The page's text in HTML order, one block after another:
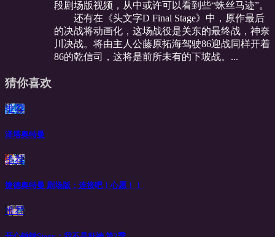
段剧场版视频，从中或许可以看到些“蛛丝马迹”。
还有在《头文字D Final Stage》中，原作最后
的决战将动画化，这场战役是关东的最终战，神奈
川决战。将由主人公藤原拓海驾驶86迎战同样开着
86的乾信司，这将是前所未有的下坡战。...
猜你喜欢
推荐
泽塔奥特曼
推荐
捷德奥特曼 剧场版：连接吧！心愿！！
推荐